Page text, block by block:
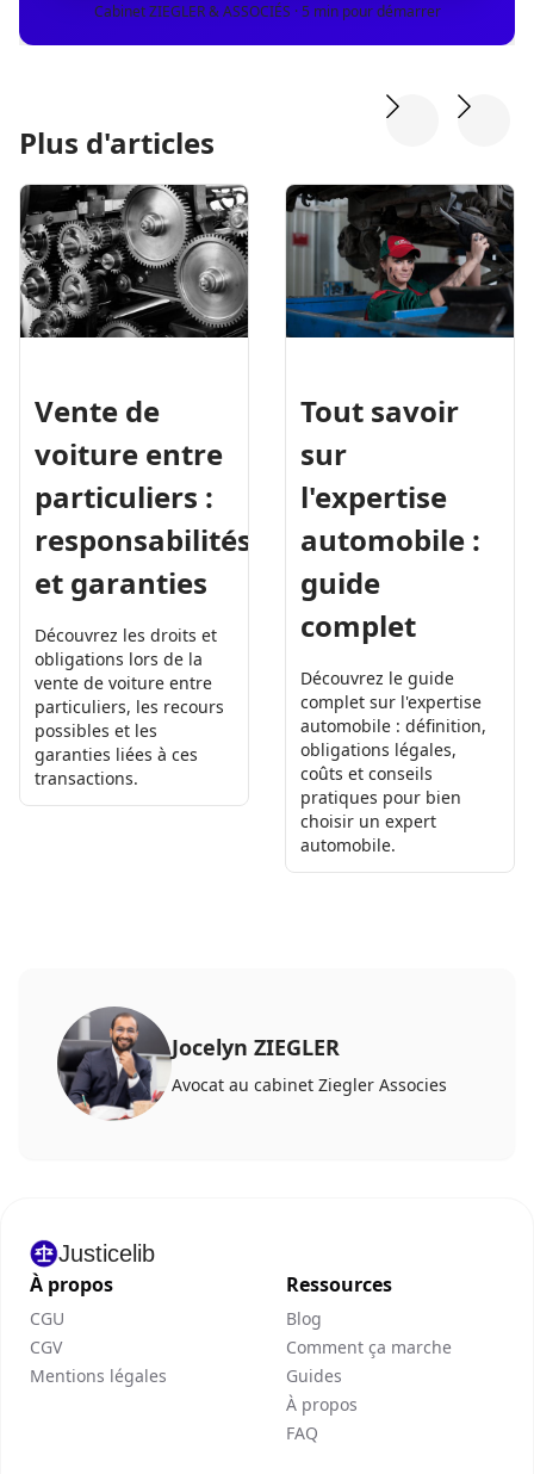
Cabinet ZIEGLER & ASSOCIÉS · 5 min pour démarrer
Plus d'articles
Vente de
voiture entre
particuliers :
responsabilités
et garanties
Découvrez les droits et
obligations lors de la
vente de voiture entre
particuliers, les recours
possibles et les
garanties liées à ces
transactions.
Tout savoir
sur
l'expertise
automobile :
guide
complet
Découvrez le guide
complet sur l'expertise
automobile : définition,
obligations légales,
coûts et conseils
pratiques pour bien
choisir un expert
automobile.
Jocelyn ZIEGLER
Avocat au cabinet Ziegler Associes
Justicelib
À propos
CGU
CGV
Mentions légales
Ressources
Blog
Comment ça marche
Guides
À propos
FAQ